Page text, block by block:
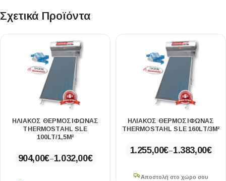
Σχετικά Προϊόντα
ΗΛΙΑΚΟΣ ΘΕΡΜΟΣΙΦΩΝΑΣ
THERMOSTAHL SLE
100LT/1,5M²
904,00€–1.032,00€
ΗΛΙΑΚΟΣ ΘΕΡΜΟΣΙΦΩΝΑΣ
THERMOSTAHL SLE 160LT/3M²
1.255,00€–1.383,00€
Αποστολή στο χώρο σου